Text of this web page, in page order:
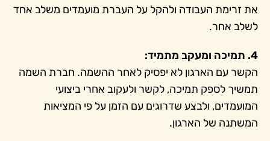
את זרימת העבודה ולהקל על העברת מועמדים משלב אחד
לשלב אחר.
4. תמיכה ומעקב מתמיד:
הקשר עם הארגון לא יפסיק לאחר ההשמה. חברת השמה
תמשיך לספק תמיכה, לקשר ולעקוב אחרי ביצועי
המועמדים, ולבצע שדרוגים עם הזמן על פי המציאות
המשתנה של הארגון.